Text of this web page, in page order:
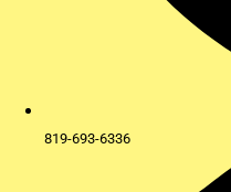
819-693-6336